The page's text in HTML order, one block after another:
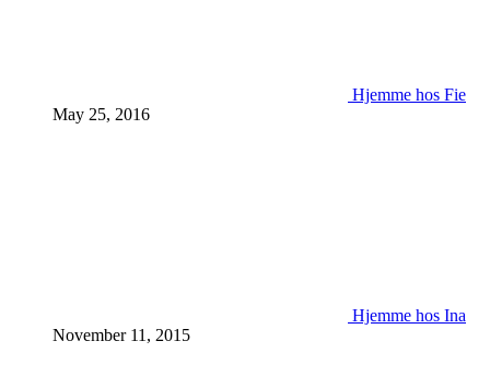
Hjemme hos Fie
May 25, 2016
Hjemme hos Ina
November 11, 2015